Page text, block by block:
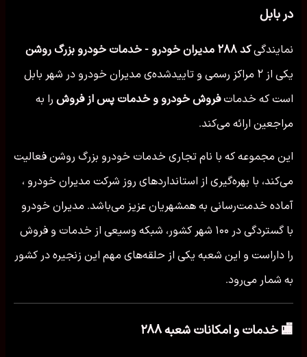
در بابل
نمایندگیکد ۲۸۸ مدیران خودرو - خدمات خودرو بزرگ روشن
یکی از ۲ مراکز رسمی و تاییدشده‌ی مدیران خودرو در شهر بابل
است که خدماتفروش خودرو و خدمات پس از فروش را به
مراجعین ارائه می‌کند.
این مجموعه که با نام تجاری خدمات خودرو بزرگ روشن فعالیت
می‌کند، با بهره‌گیری از استانداردهای روز شرکت مدیران خودرو ،
آماده خدمت‌رسانی به همشهریان عزیز می‌باشد. مدیران خودرو
با گستردگی در ۱۰۰ شهر کشور، شبکه وسیعی از خدمات و فروش
را داراست و این شعبه یکی از حلقه‌های مهم این زنجیره در کشور
به شمار می‌رود.
🏬 خدمات و امکانات شعبه ۲۸۸